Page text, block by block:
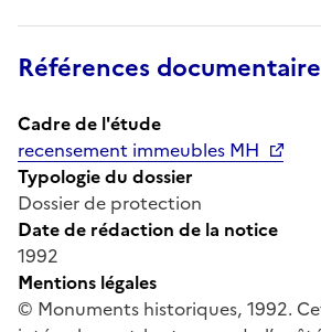
Références
Cadre de l'étude
recensement immeubles MH
Typologie du dossier
Dossier de protection
Date de rédaction de la notice
1992
Mentions légales
© Monuments historiques, 1992.